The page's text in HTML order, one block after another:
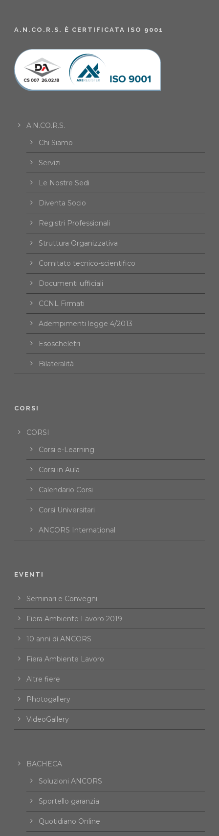
A.N.CO.R.S. È CERTIFICATA ISO 9001
A.N.CO.R.S.
Chi Siamo
Servizi
Le Nostre Sedi
Diventa Socio
Registri Professionali
Struttura Organizzativa
Comitato tecnico-scientifico
Documenti ufficiali
CCNL Firmati
Adempimenti legge 4/2013
Esoscheletri
Bilateralità
CORSI
CORSI
Corsi e-Learning
Corsi in Aula
Calendario Corsi
Corsi Universitari
ANCORS International
EVENTI
Seminari e Convegni
Fiera Ambiente Lavoro 2019
10 anni di ANCORS
Fiera Ambiente Lavoro
Altre fiere
Photogallery
VideoGallery
BACHECA
Soluzioni ANCORS
Sportello garanzia
Quotidiano Online